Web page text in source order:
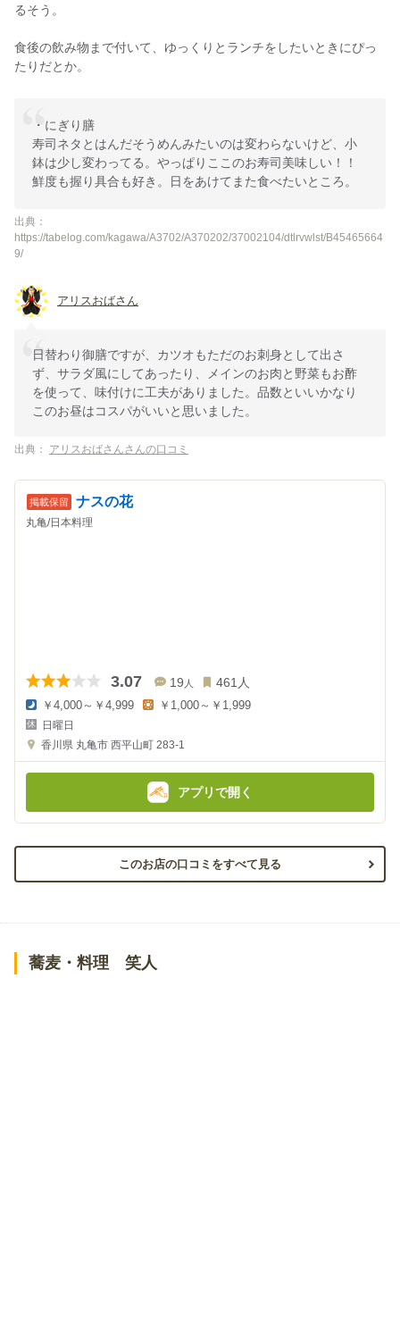
るそう。
食後の飲み物まで付いて、ゆっくりとランチをしたいときにぴっ
たりだとか。
・にぎり膳
寿司ネタとはんだそうめんみたいのは変わらないけど、小
鉢は少し変わってる。やっぱりここのお寿司美味しい！！
鮮度も握り具合も好き。日をあけてまた食べたいところ。
出典：
https://tabelog.com/kagawa/A3702/A370202/37002104/dtlrvwlst/B45465664
9/
アリスおばさん
日替わり御膳ですが、カツオもただのお刺身として出さ
ず、サラダ風にしてあったり、メインのお肉と野菜もお酢
を使って、味付けに工夫がありました。品数といいかなり
このお昼はコスパがいいと思いました。
出典： アリスおばさんさんの口コミ
ナスの花
丸亀/日本料理
3.07 19 人 461 人
夜
の
金
￥4,000～￥4,999
金
額
￥1,000～￥1,999
日曜日
香川県 丸亀市 西平山町 283-1
アプリで開く
このお店の口コミをすべて見る
蕎麦・料理 笑人